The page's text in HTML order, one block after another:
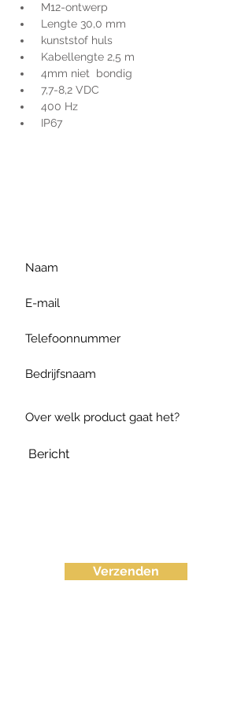
M12-ontwerp
Lengte 30,0 mm
kunststof huls
Kabellengte 2,5 m
4mm niet  bondig
7,7-8,2 VDC
400 Hz
IP67
Verzenden